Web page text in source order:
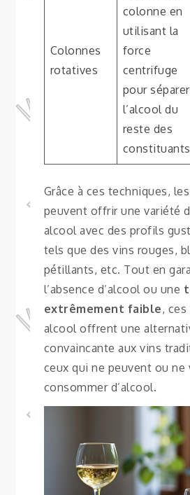
Colonnes
rotatives
colonne en
utilisant la
force
centrifuge
pour séparer
l’alcool du
reste des
constituants
Grâce à ces techniques,
peuvent offrir une variété
alcool avec des profils
tels que des vins rouges,
pétillants, etc. Tout en
l’absence d’alcool ou une
extrêmement faible, ces
alcool offrent une
convaincante aux vins
ceux qui ne peuvent ou ne
consommer d’alcool.